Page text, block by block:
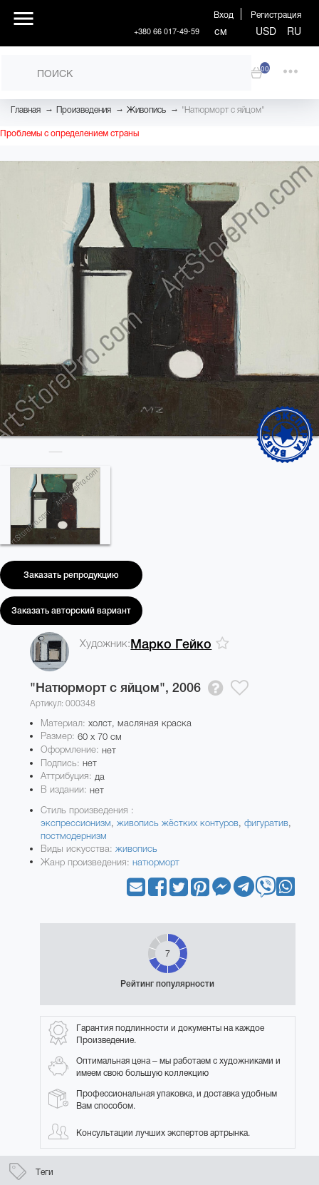
Вход Регистрация
+380 66 017-49-59 см USD RU
00
Главная → Произведения → Живопись → "Натюрморт с яйцом"
Проблемы с определением страны
Заказать репродукцию
Заказать авторский вариант
Художник: Марко Гейко
"Натюрморт с яйцом", 2006
Артикул: 000348
Материал: холст, масляная краска
Размер: 60 x 70 см
Оформление:нет
Подпись:нет
Аттрибуция: да
В издании:нет
Стиль произведения :
экспрессионизм,живопись жёстких контуров,фигуратив,
постмодернизм
Виды искусства:живопись
Жанр произведения: натюрморт
7
Рейтинг популярности
Гарантия подлинности и документы на каждое
Произведение.
Оптимальная цена – мы работаем с художниками и
имеем свою большую коллекцию
Профессиональная упаковка, и доставка удобным
Вам способом.
Консультации лучших экспертов артрынка.
Теги